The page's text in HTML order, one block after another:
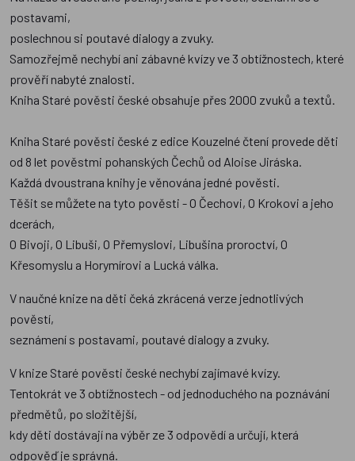
postavami,
poslechnou si poutavé dialogy a zvuky.
Samozřejmě nechybí ani zábavné kvízy ve 3 obtížnostech, které
prověří nabyté znalosti.
Kniha Staré pověsti české obsahuje přes 2000 zvuků a textů.
Kniha Staré pověsti české z edice Kouzelné čtení provede děti
od 8 let pověstmi pohanských Čechů od Aloise Jiráska.
Každá dvoustrana knihy je věnována jedné pověsti.
Těšit se můžete na tyto pověsti - O Čechovi, O Krokovi a jeho
dcerách,
O Bivoji, O Libuši, O Přemyslovi, Libušina proroctví, O
Křesomyslu a Horymírovi a Lucká válka.
V naučné knize na děti čeká zkrácená verze jednotlivých
pověstí,
seznámení s postavami, poutavé dialogy a zvuky.
V knize Staré pověsti české nechybí zajímavé kvízy.
Tentokrát ve 3 obtížnostech - od jednoduchého na poznávání
předmětů, po složitější,
kdy děti dostávají na výběr ze 3 odpovědí a určují, která
odpověď je správná.